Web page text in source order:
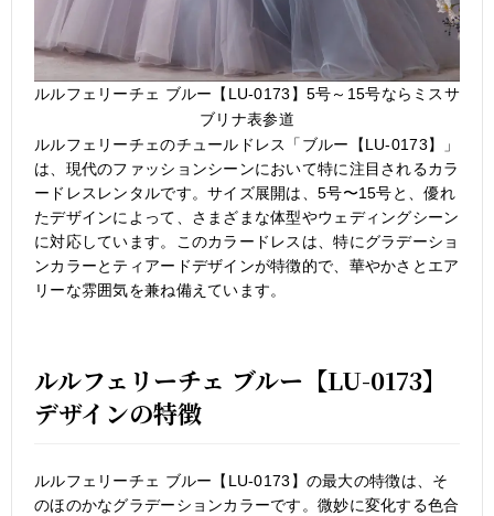
ルルフェリーチェ ブルー【LU-0173】5号～15号ならミスサ
ブリナ表参道
ルルフェリーチェのチュールドレス「ブルー【LU-0173】」
は、現代のファッションシーンにおいて特に注目されるカラ
ードレスレンタルです。サイズ展開は、5号〜15号と、優れ
たデザインによって、さまざまな体型やウェディングシーン
に対応しています。このカラードレスは、特にグラデーショ
ンカラーとティアードデザインが特徴的で、華やかさとエア
リーな雰囲気を兼ね備えています。
ルルフェリーチェ ブルー【LU-0173】
デザインの特徴
ルルフェリーチェ ブルー【LU-0173】の最大の特徴は、そ
のほのかなグラデーションカラーです。微妙に変化する色合